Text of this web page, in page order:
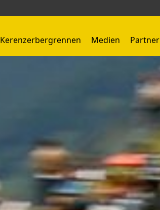
Kerenzerbergrennen Medien Partner